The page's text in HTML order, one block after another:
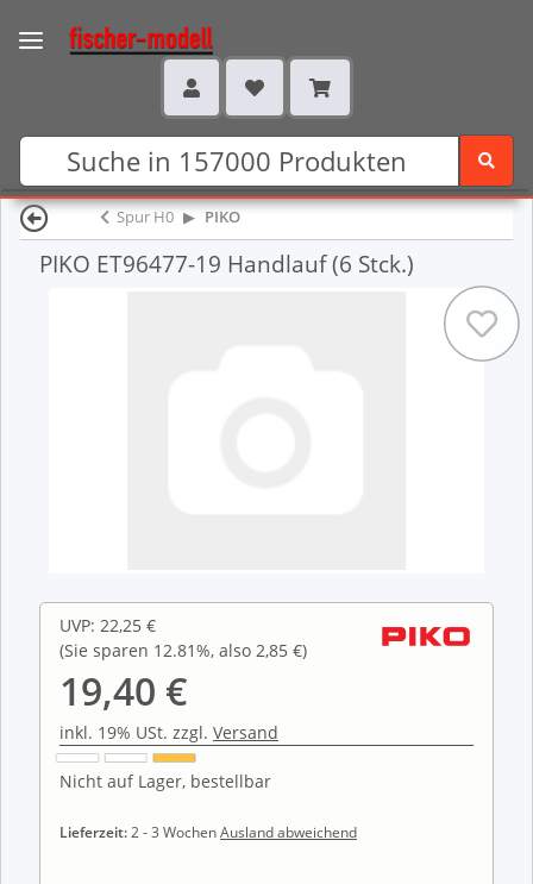
Spur H0 PIKO
PIKO ET96477-19 Handlauf (6 Stck.)
UVP: 22,25 €
(Sie sparen 12.81%, also 2,85 €)
19,40 €
inkl. 19% USt. zzgl. Versand
Nicht auf Lager, bestellbar
Lieferzeit:2 - 3 WochenAusland abweichend